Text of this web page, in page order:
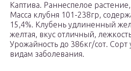
Каптива. Раннеспелое
Масса клубня 101-238гр,
15,4%. Клубень удлиненный
желтая, вкус отличный,
Урожайность до 386кг/сот.
видам заболевания.